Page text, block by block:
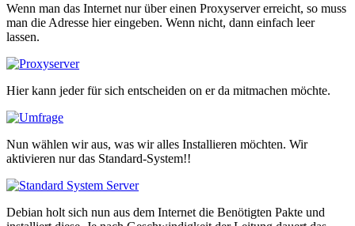
Wenn man das Internet nur über einen Proxyserver erreicht, so muss
man die Adresse hier eingeben. Wenn nicht, dann einfach leer
lassen.
Hier kann jeder für sich entscheiden on er da mitmachen möchte.
Nun wählen wir aus, was wir alles Installieren möchten. Wir
aktivieren nur das Standard-System!!
Debian holt sich nun aus dem Internet die Benötigten Pakte und